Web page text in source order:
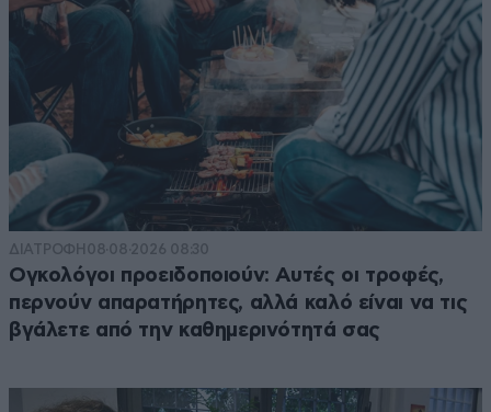
ΔΙΑΤΡΟΦΗ 08·08·2026 08:30
Ογκολόγοι προειδοποιούν: Αυτές οι τροφές,
περνούν απαρατήρητες, αλλά καλό είναι να τις
βγάλετε από την καθημερινότητά σας